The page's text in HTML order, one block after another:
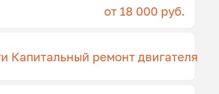
от 18 000 руб.
Капитальный ремонт двигателя